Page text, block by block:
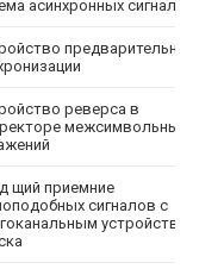
асинхронных сигналов
предварительной
реверса в
межсимвольных
щий приемние
сигналов с
устройством